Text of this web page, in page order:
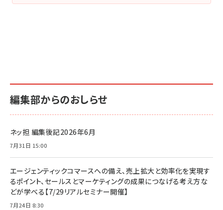
編集部からのおしらせ
ネッ担 編集後記2026年6月
7月31日 15:00
エージェンティックコマースへの備え、売上拡大と効率化を実現す
るポイント、セールスとマーケティングの成果につなげる考え方な
どが学べる【7/29リアルセミナー開催】
7月24日 8:30